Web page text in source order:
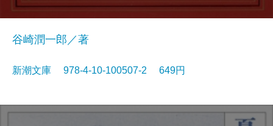
谷崎潤一郎／著
新潮文庫 978-4-10-100507-2 649円